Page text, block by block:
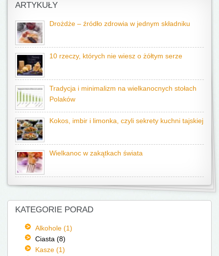
ARTYKUŁY
Drożdże – źródło zdrowia w jednym składniku
10 rzeczy, których nie wiesz o żółtym serze
Tradycja i minimalizm na wielkanocnych stołach
Polaków
Kokos, imbir i limonka, czyli sekrety kuchni tajskiej
Wielkanoc w zakątkach świata
KATEGORIE PORAD
Alkohole (1)
Ciasta (8)
Kasze (1)